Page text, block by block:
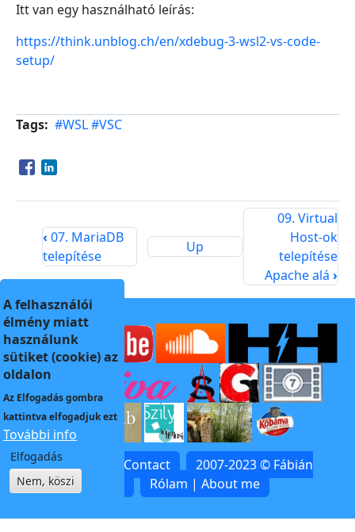
Itt van egy használható leírás:
https://think.unblog.ch/en/xdebug-3-wsl2-vs-code-
setup/
Tags #WSL#VSC
Opens in a new window
Opens in a new window
‹ 07. MariaDB
telepítése
Up
09. Virtual
Host-ok
telepítése
Apache alá›
Kapcsolat | Contact
2007-2023 © Fábián
Rólam | About me
A felhasználói
élmény miatt
használunk
sütiket (cookie) az
oldalon
Az Elfogadásgombra
kattintva elfogadjuk ezt
További info
Elfogadás
Nem, köszi